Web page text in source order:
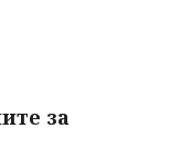
за